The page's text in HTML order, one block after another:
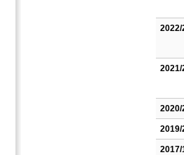
2022/
2021/
2020/
2019/
2017/